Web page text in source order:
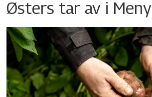
Østers tar av i Meny